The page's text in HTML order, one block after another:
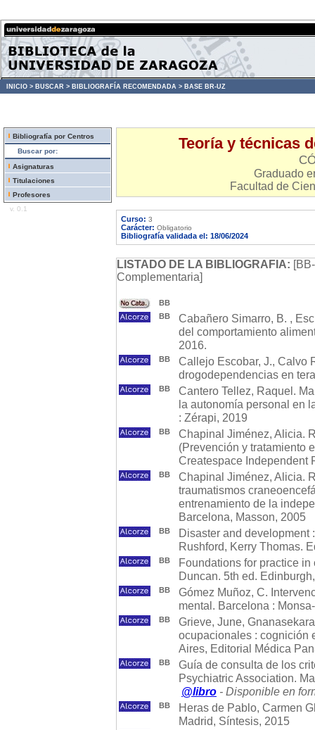
INICIO > BUSCAR > BIBLIOGRAFÍA RECOMENDADA > BASE BR-UZ
Bibliografía por Centros
Buscar por:
Asignaturas
Titulaciones
Profesores
v. 0.1
Teoría y técnicas
Graduado
Facultad de
Curso: 3
Carácter: Obligatorio
Bibliografía validada el: 18/06/2024
LISTADO DE LA BIBLIOGRAFIA:
Complementaria]
BB
BB
Cabañero Simarro, B. ,
del comportamiento
2016.
BB
Callejo Escobar, J., Calvo
drogodependencias en
BB
Cantero Tellez, Raquel.
la autonomía personal en
: Zérapi, 2019
BB
Chapinal Jiménez, Alicia.
(Prevención y tratamiento
Createspace Independent
BB
Chapinal Jiménez, Alicia.
traumatismos
entrenamiento de la
Barcelona, Masson, 2005
BB
Disaster and development
Rushford, Kerry Thomas.
BB
Foundations for practice
Duncan. 5th ed.
BB
Gómez Muñoz, C.
mental. Barcelona :
BB
Grieve, June,
ocupacionales : cognición
Aires, Editorial Médica
BB
Guía de consulta de los
Psychiatric Association.
@libro - Disponible en
BB
Heras de Pablo, Carmen
Madrid, Síntesis, 2015